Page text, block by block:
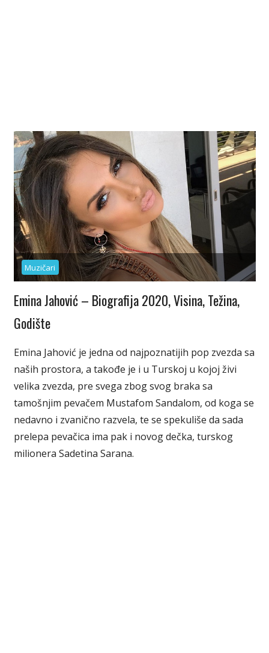
Muzičari
Emina Jahović – Biografija 2020, Visina, Težina,
Godište
Emina Jahović je jedna od najpoznatijih pop zvezda sa
naših prostora, a takođe je i u Turskoj u kojoj živi
velika zvezda, pre svega zbog svog braka sa
tamošnjim pevačem Mustafom Sandalom, od koga se
nedavno i zvanično razvela, te se spekuliše da sada
prelepa pevačica ima pak i novog dečka, turskog
milionera Sadetina Sarana.